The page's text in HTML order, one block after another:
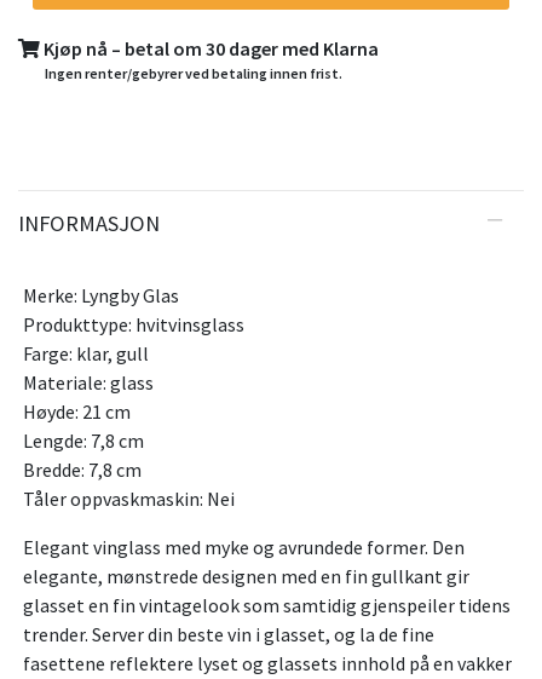
Kjøp nå – betal om 30 dager med Klarna
Ingen renter/gebyrer ved betaling innen frist.
INFORMASJON
Merke: Lyngby Glas
Produkttype: hvitvinsglass
Farge: klar, gull
Materiale: glass
Høyde: 21 cm
Lengde: 7,8 cm
Bredde: 7,8 cm
Tåler oppvaskmaskin: Nei
Elegant vinglass med myke og avrundede former. Den
elegante, mønstrede designen med en fin gullkant gir
glasset en fin vintagelook som samtidig gjenspeiler tidens
trender. Server din beste vin i glasset, og la de fine
fasettene reflektere lyset og glassets innhold på en vakker